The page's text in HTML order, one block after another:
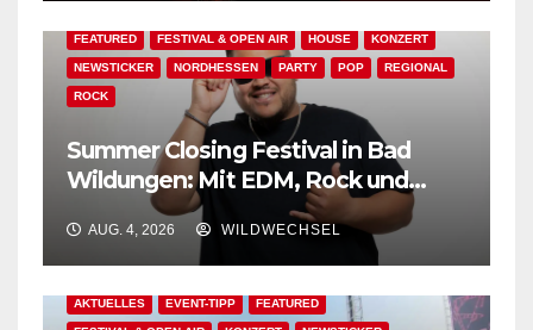
FEATURED FESTIVAL & OPEN AIR HOUSE KONZERT
NEWSTICKER NORDHESSEN PARTY POP REGIONAL
ROCK
Summer Closing Festival in Bad
Wildungen: Mit EDM, Rock und
Festivalflair klingt der Sommer aus!
AUG. 4, 2026 WILDWECHSEL
AKTUELLES EVENT-TIPP FEATURED